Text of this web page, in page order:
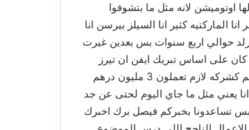
اوتوميشن لانه مثل ما بتشوفوا
الماركتيه كثير انا السيلز بيرسن انا
حوالي اربع سنوات بس بعدين غيرت
300000 تيم نسردهم اوكي هلا حسب حسبتي انا كان على اساس تبريك ايفن ان تيرز
اوكي بالنسبه 300000 بس اذا عن جد قدرنا ننزل الكوست اوف برودكشن ما بتجاوبيني نه للتوضيح اذا الي اطاك 300000 مقابل 10% معناته انتم كشركه لازم تعملون 3 مليون درهم
صافي هلا فهم صراحه ما عندي رقم انا يعني مثل ما جاي اليوم لحتى عن جد
بس تساعدونا بخبركم فيصل برك اخبرك